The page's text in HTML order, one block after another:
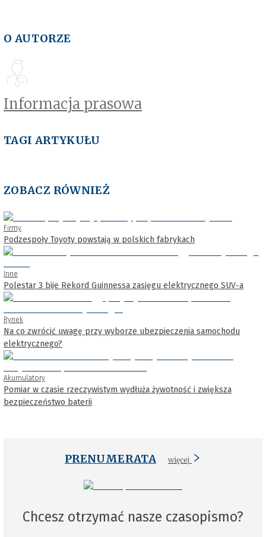
O AUTORZE
Informacja prasowa
TAGI ARTYKUŁU
ZOBACZ RÓWNIEŻ
Firmy
Podzespoły Toyoty powstają w polskich fabrykach
Inne
Polestar 3 bije Rekord Guinnessa zasięgu elektrycznego SUV-a
Rynek
Na co zwrócić uwagę przy wyborze ubezpieczenia samochodu
elektrycznego?
Akumulatory
Pomiar w czasie rzeczywistym wydłuża żywotność i zwiększa
bezpieczeństwo baterii
PRENUMERATA więcej
Chcesz otrzymać nasze czasopismo?